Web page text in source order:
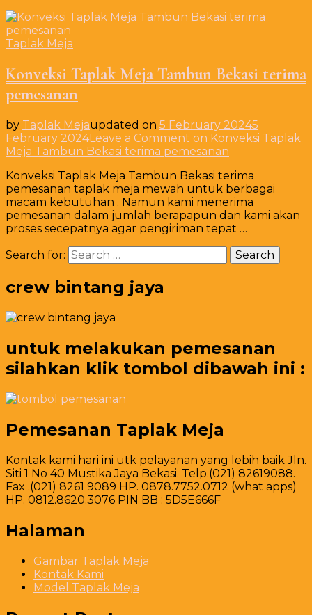
Taplak Meja
Konveksi Taplak Meja Tambun Bekasi terima
pemesanan
by Taplak Mejaupdated on 5 February 20245
February 2024Leave a Comment on Konveksi Taplak
Meja Tambun Bekasi terima pemesanan
Konveksi Taplak Meja Tambun Bekasi terima
pemesanan taplak meja mewah untuk berbagai
macam kebutuhan . Namun kami menerima
pemesanan dalam jumlah berapapun dan kami akan
proses secepatnya agar pengiriman tepat …
Search for:
crew bintang jaya
untuk melakukan pemesanan
silahkan klik tombol dibawah ini :
Pemesanan Taplak Meja
Kontak kami hari ini utk pelayanan yang lebih baik Jln.
Siti 1 No 40 Mustika Jaya Bekasi. Telp.(021) 82619088.
Fax .(021) 8261 9089 HP. 0878.7752.0712 (what apps)
HP. 0812.8620.3076 PIN BB : 5D5E666F
Halaman
Gambar Taplak Meja
Kontak Kami
Model Taplak Meja